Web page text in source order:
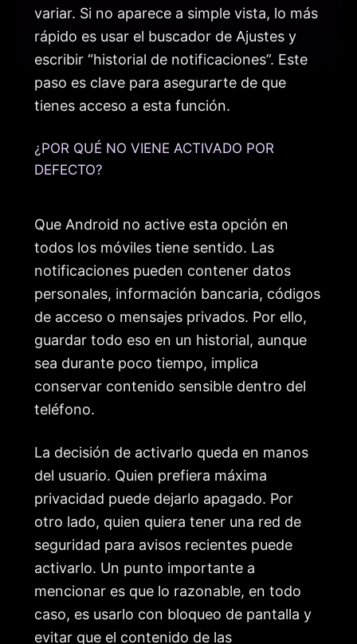
variar. Si no aparece a simple vista, lo más
rápido es usar el buscador de Ajustes y
escribir “historial de notificaciones”. Este
paso es clave para asegurarte de que
tienes acceso a esta función.
¿POR QUÉ NO VIENE ACTIVADO POR
DEFECTO?
Que Android no active esta opción en
todos los móviles tiene sentido. Las
notificaciones pueden contener datos
personales, información bancaria, códigos
de acceso o mensajes privados. Por ello,
guardar todo eso en un historial, aunque
sea durante poco tiempo, implica
conservar contenido sensible dentro del
teléfono.
La decisión de activarlo queda en manos
del usuario. Quien prefiera máxima
privacidad puede dejarlo apagado. Por
otro lado, quien quiera tener una red de
seguridad para avisos recientes puede
activarlo. Un punto importante a
mencionar es que lo razonable, en todo
caso, es usarlo con bloqueo de pantalla y
evitar que el contenido de las